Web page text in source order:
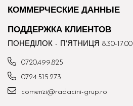
КОММЕРЧЕСКИЕ ДАННЫЕ
ПОДДЕРЖКА КЛИЕНТОВ
ПОНЕДІЛОК - П'ЯТНИЦЯ 8.30-17.00
0720.499.825
0724.515.273
comenzi@radacini-grup.ro